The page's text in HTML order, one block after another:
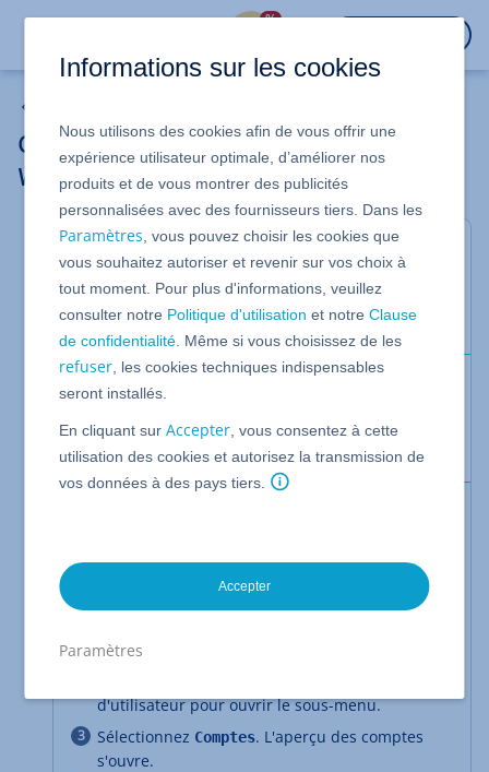
%
Gérer les utilisateurs dans Nextcloud
Workspace
Valable pour Nextcloud Workspace.
Nextcloud Workspace est conçu pour être utilisé
par plusieurs utilisateurs. Cet article vous explique
comment gérer vos utilisateurs.
Condition préalable
Workspace en tant qu'administrateur.
Nextcloud Workspace:
icône en forme de cercle
d'utilisateur pour ouvrir le sous-menu.
Sélectionnez Comptes. L'aperçu des comptes
s'ouvre.
Informations sur les cookies
Nous utilisons des cookies afin de vous offrir une
expérience utilisateur optimale, d’améliorer nos
produits et de vous montrer des publicités
personnalisées avec des fournisseurs tiers. Dans les
Paramètres , vous pouvez choisir les cookies que
vous souhaitez autoriser et revenir sur vos choix à
tout moment. Pour plus d'informations, veuillez
consulter notre Politique d'utilisation et notreClause
de confidentialité . Même si vous choisissez de les
refuser , les cookies techniques indispensables
seront installés.
En cliquant surAccepter , vous consentez à cette
utilisation des cookies et autorisez la transmission de
vos données à des pays tiers.
Accepter
Paramètres